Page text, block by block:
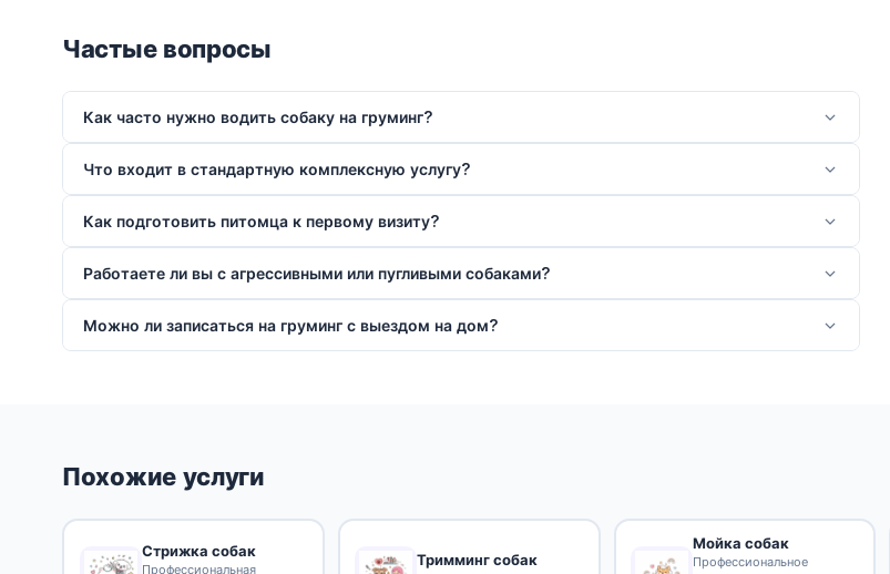
Частые вопросы
Как часто нужно водить собаку на груминг?
Что входит в стандартную комплексную услугу?
Как подготовить питомца к первому визиту?
Работаете ли вы с агрессивными или пугливыми собаками?
Можно ли записаться на груминг с выездом на дом?
Похожие услуги
Стрижка собак
Профессиональная
Тримминг собак
Мойка собак
Профессиональное